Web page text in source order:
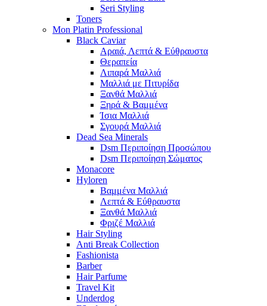
Seri Styling
Toners
Mon Platin Professional
Black Caviar
Αραιά, Λεπτά & Εύθραυστα
Θεραπεία
Λιπαρά Μαλλιά
Μαλλιά με Πιτυρίδα
Ξανθά Μαλλιά
Ξηρά & Βαμμένα
Ίσια Μαλλιά
Σγουρά Μαλλιά
Dead Sea Minerals
Dsm Περιποίηση Προσώπου
Dsm Περιποίηση Σώματος
Monacore
Hyloren
Βαμμένα Μαλλιά
Λεπτά & Εύθραυστα
Ξανθά Μαλλιά
Φριζέ Μαλλιά
Hair Styling
Anti Break Collection
Fashionista
Barber
Hair Parfume
Travel Kit
Underdog